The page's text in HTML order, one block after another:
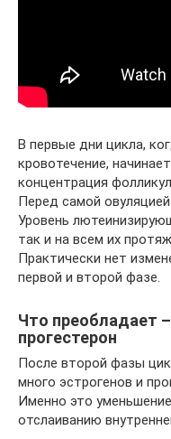
В первые дни цикла,
кровотечение,
концентрация
Перед самой
Уровень
так и на всем их
Практически нет
первой и второй фазе.
Что преобладает
прогестерон
После второй фазы
много эстрогенов и
Именно это
отслаиванию